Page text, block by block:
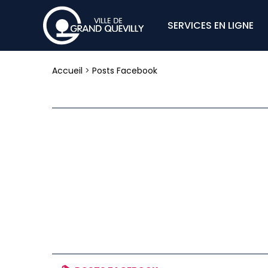
SERVICES EN LIGNE
Accueil > Posts Facebook